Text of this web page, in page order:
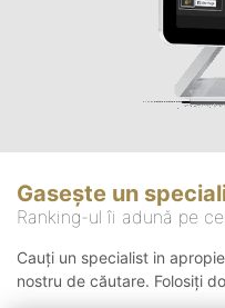
Gasește un
Ranking-ul îi adună pe
Cauți un specialist in
nostru de căutare. Folosiți